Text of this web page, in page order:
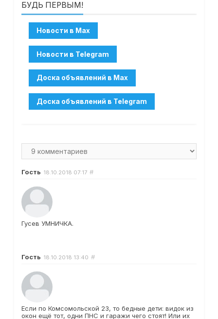
БУДЬ ПЕРВЫМ!
Гость 18.10.2018 07:17 #
Гусев УМНИЧКА.
Гость 18.10.2018 13:40 #
Если по Комсомольской 23, то бедные дети: видок из
окон ещё тот, одни ПНС и гаражи чего стоят! Или их